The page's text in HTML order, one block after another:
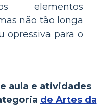
elementos
não tão longa
opressiva para o
aula e atividades
de Artes da